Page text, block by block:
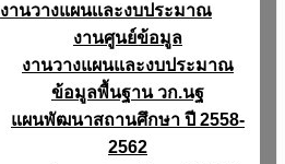
งานวางแผนเเละงบประมาณ
งานศูนย์ข้อมูล
งานวางแผนและงบประมาณ
ข้อมูลพื้นฐาน วก.นฐ
แผนพัฒนาสถานศึกษา ปี 2558-
2562